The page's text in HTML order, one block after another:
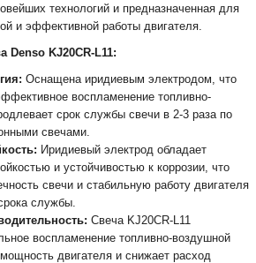
технологий и предназначенная для
и эффективной работы двигателя.
KJ20CR-L11:
Оснащена иридиевым электродом, что
воспламенение топливно-
срок службы свечи в 2-3 раза по
свечами.
Иридиевый электрод обладает
и устойчивостью к коррозии, что
свечи и стабильную работу двигателя
службы.
Свеча KJ20CR-L11
воспламенение топливно-воздушной
двигателя и снижает расход